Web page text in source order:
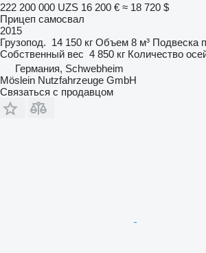
222 200 000 UZS 16 200 € ≈ 18 720 $
Прицеп самосвал
2015
Грузопод. 14 150 кг Объем 8 м³ Подвеска
Собственный вес 4 850 кг Количество
Германия, Schwebheim
Möslein Nutzfahrzeuge GmbH
Связаться с продавцом